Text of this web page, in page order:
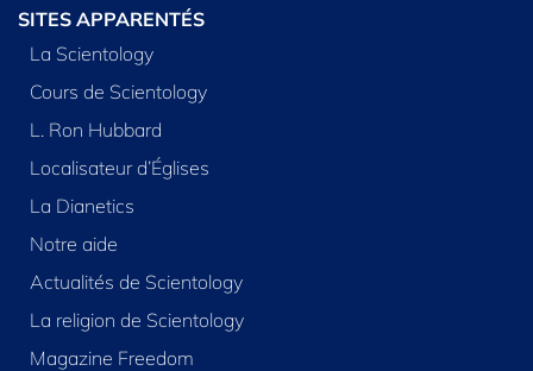
SITES APPARENTÉS
La Scientology
Cours de Scientology
L. Ron Hubbard
Localisateur d’Églises
La Dianetics
Notre aide
Actualités de Scientology
La religion de Scientology
Magazine Freedom